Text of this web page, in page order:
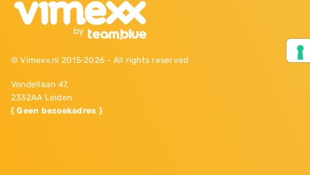
© Vimexx.nl 2015‐2026 - All rights reserved
Vondellaan 47,
2332AA Leiden
( Geen bezoekadres )